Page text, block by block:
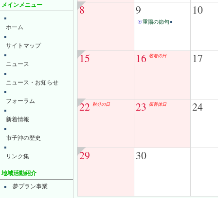
メインメニュー
ホーム
サイトマップ
ニュース
ニュース・お知らせ
フォーラム
新着情報
市子沖の歴史
リンク集
地域活動紹介
夢プラン事業
8 9
重陽の節句
10
15 16 敬老の日 17
22 秋分の日 23 振替休日 24
29 30